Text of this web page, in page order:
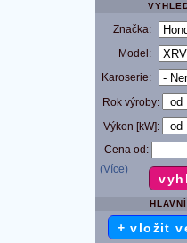
Značka:
Model:
Karoserie:
Rok výroby:
Výkon [kW]:
Cena od:
(Více)
+ vložit